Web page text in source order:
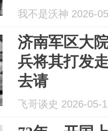
我不是沃神 2026-
济南军区大
兵将其打发
去请
飞哥谈史 2026-05-